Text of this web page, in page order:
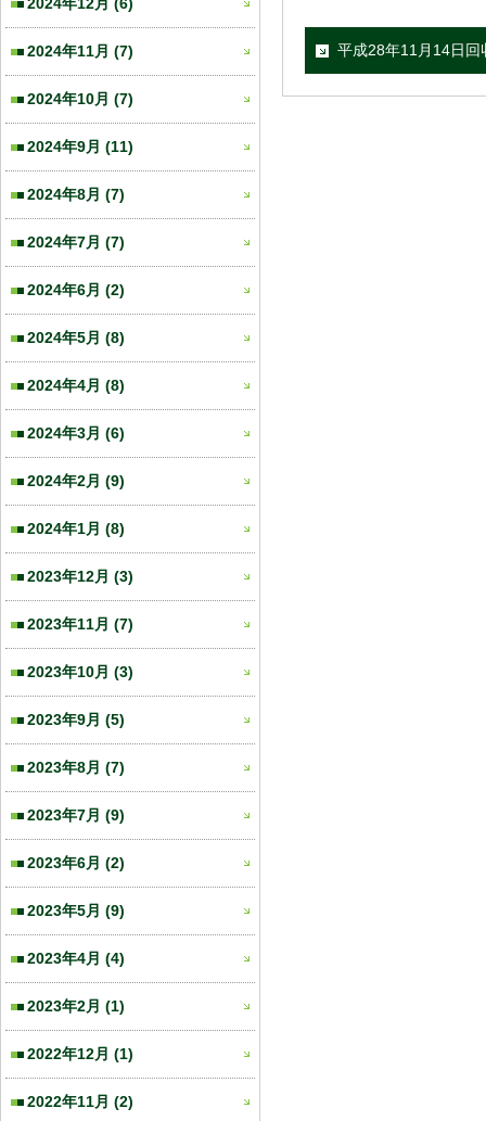
平成28年11月14日回
2024年11月 (7)
2024年10月 (7)
2024年9月 (11)
2024年8月 (7)
2024年7月 (7)
2024年6月 (2)
2024年5月 (8)
2024年4月 (8)
2024年3月 (6)
2024年2月 (9)
2024年1月 (8)
2023年12月 (3)
2023年11月 (7)
2023年10月 (3)
2023年9月 (5)
2023年8月 (7)
2023年7月 (9)
2023年6月 (2)
2023年5月 (9)
2023年4月 (4)
2023年2月 (1)
2022年12月 (1)
2022年11月 (2)